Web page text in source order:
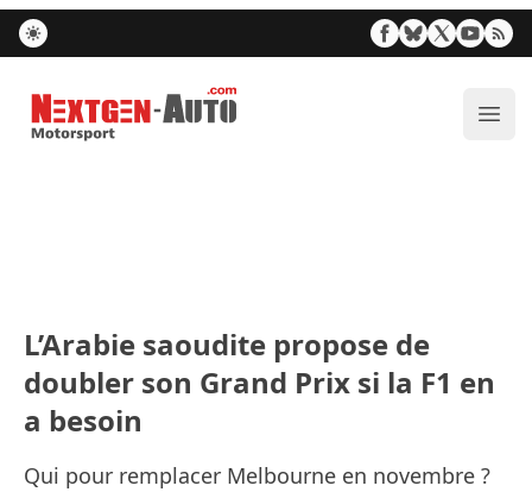
Nextgen-Auto.com
L’Arabie saoudite propose de
doubler son Grand Prix si la F1 en
a besoin
Qui pour remplacer Melbourne en novembre ?